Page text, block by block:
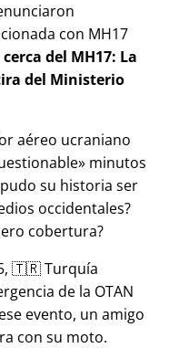
con MH17
del MH17: La
del Ministerio
aéreo ucraniano
minutos
su historia ser
occidentales?
cobertura?
🇹🇷 Turquía
de la OTAN
evento, un amigo
con su moto.